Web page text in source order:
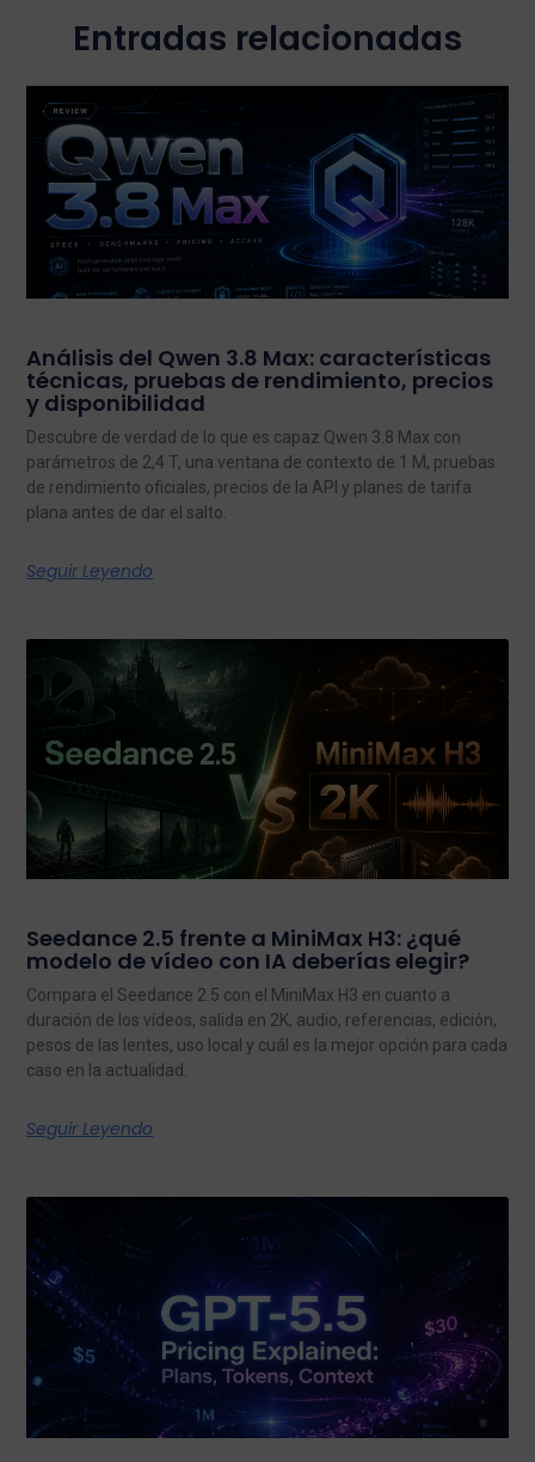
Entradas relacionadas
Análisis del Qwen 3.8 Max: características
técnicas, pruebas de rendimiento, precios
y disponibilidad
Descubre de verdad de lo que es capaz Qwen 3.8 Max con
parámetros de 2,4 T, una ventana de contexto de 1 M, pruebas
de rendimiento oficiales, precios de la API y planes de tarifa
plana antes de dar el salto.
Seguir Leyendo
Seedance 2.5 frente a MiniMax H3: ¿qué
modelo de vídeo con IA deberías elegir?
Compara el Seedance 2.5 con el MiniMax H3 en cuanto a
duración de los vídeos, salida en 2K, audio, referencias, edición,
pesos de las lentes, uso local y cuál es la mejor opción para cada
caso en la actualidad.
Seguir Leyendo